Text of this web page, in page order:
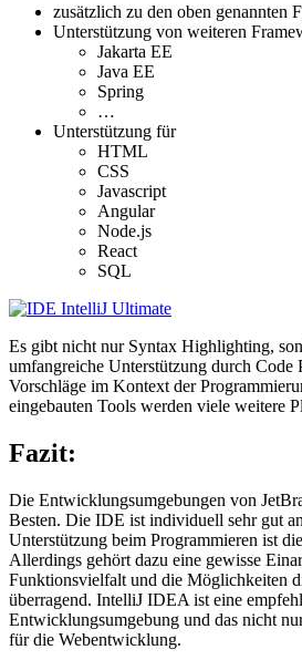
zusätzlich zu den oben genannten
Unterstützung von weiteren
Jakarta EE
Java EE
Spring
…
Unterstützung für
HTML
CSS
Javascript
Angular
Node.js
React
SQL
Es gibt nicht nur Syntax Highlighting,
umfangreiche Unterstützung durch Code
Vorschläge im Kontext der
eingebauten Tools werden viele weitere
Fazit:
Die Entwicklungsumgebungen von
Besten. Die IDE ist individuell sehr gut
Unterstützung beim Programmieren ist
Allerdings gehört dazu eine gewisse
Funktionsvielfalt und die Möglichkeiten
überragend. IntelliJ IDEA ist eine
Entwicklungsumgebung und das nicht
für die Webentwicklung.